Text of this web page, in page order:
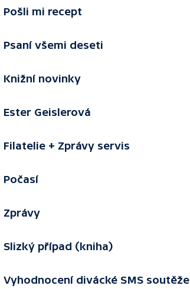
Pošli mi recept
Psaní všemi deseti
Knižní novinky
Ester Geislerová
Filatelie + Zprávy servis
Počasí
Zprávy
Slizký případ (kniha)
Vyhodnocení divácké SMS soutěže